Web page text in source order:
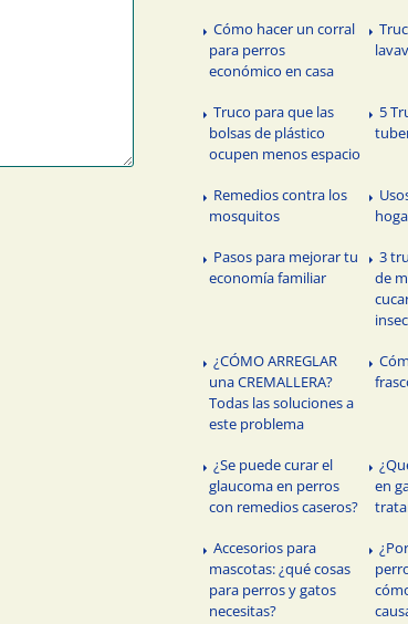
Cómo hacer un corral
para perros
económico en casa
Truco para que las
bolsas de plástico
ocupen menos espacio
5
Remedios contra los
mosquitos
Pasos para mejorar tu
economía familiar
3
de
¿CÓMO ARREGLAR
una CREMALLERA?
Todas las soluciones a
este problema
¿Se puede curar el
glaucoma en perros
con remedios caseros?
en
Accesorios para
mascotas: ¿qué cosas
para perros y gatos
necesitas?